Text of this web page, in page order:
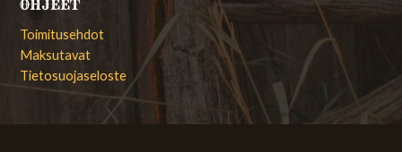
OHJEET
Toimitusehdot
Maksutavat
Tietosuojaseloste